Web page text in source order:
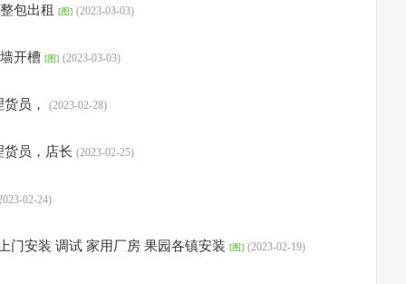
包出租 [图] (2023-03-03)
开槽 [图] (2023-03-03)
员， (2023-02-28)
货员，店长 (2023-02-25)
02-24)
门安装 调试 家用厂房 果园各镇安装 [图] (2023-02-19)